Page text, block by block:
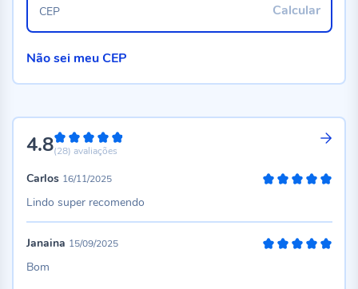
4.896%
(28) avaliações
Carlos 16/11/2025
Lindo super recomendo
Janaina 15/09/2025
Bom
Calcular
CEP
Não sei meu CEP